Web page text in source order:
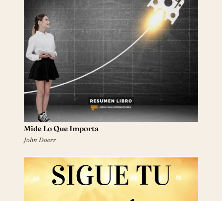
Mide Lo Que Importa
John Doerr